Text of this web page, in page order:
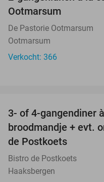
Ootmarsum
De Pastorie Ootmarsum
Ootmarsum
Verkocht: 366
3- of 4-gangendiner
broodmandje + evt.
de Postkoets
Bistro de Postkoets
Haaksbergen